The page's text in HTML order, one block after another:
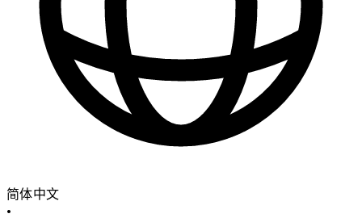
简体中文
•